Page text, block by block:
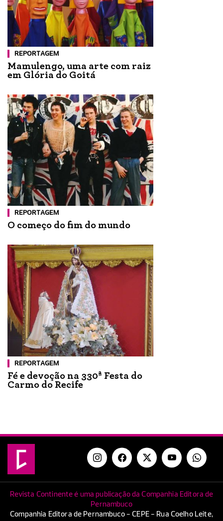
REPORTAGEM
Mamulengo, uma arte com raiz
em Glória do Goitá
REPORTAGEM
O começo do fim do mundo
REPORTAGEM
Fé e devoção na 330ª Festa do
Carmo do Recife
Revista Continente é uma publicação da Companhia Editora de
Pernambuco
Companhia Editora de Pernambuco - CEPE - Rua Coelho Leite,